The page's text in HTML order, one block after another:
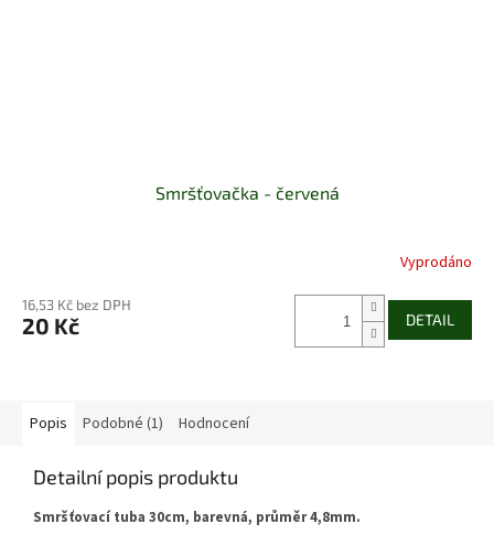
Smršťovačka - červená
Vyprodáno
16,53 Kč bez DPH
20 Kč DETAIL
Popis Podobné (1) Hodnocení
Detailní popis produktu
Smršťovací tuba 30cm, barevná, průměr 4,8mm.